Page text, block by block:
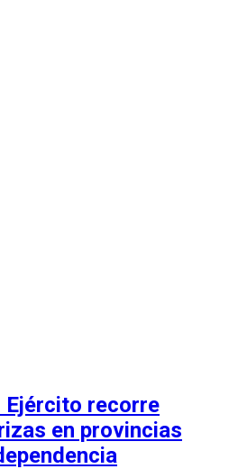
Ejército recorre
en provincias